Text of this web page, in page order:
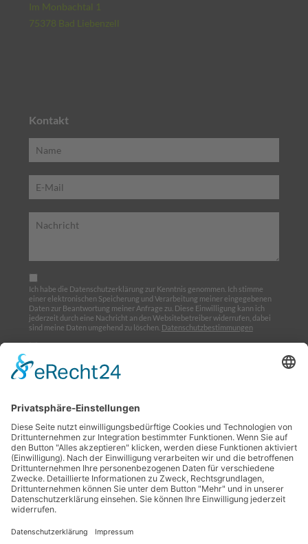
Im Monbachtal 1
75378 Bad Liebenzell
Kontakt
Ich habe die Datenschutzerklärung zur Kenntnis genommen. Ich stimme
einer elektronischen Speicherung und Verarbeitung meiner eingegebenen
Daten zur Beantwortung meiner Anfrage zu. Diese Einwilligung kann ich
jederzeit durch eine Nachricht an den Websitebetreiber widerrufen, dabei
sind meine Daten umgehend zu löschen. Datenschutzbestimmungen
Home
Über uns
Ausbildung
Termine
Links